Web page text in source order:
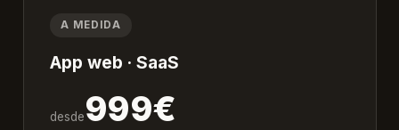
A MEDIDA
App web · SaaS
desde999€